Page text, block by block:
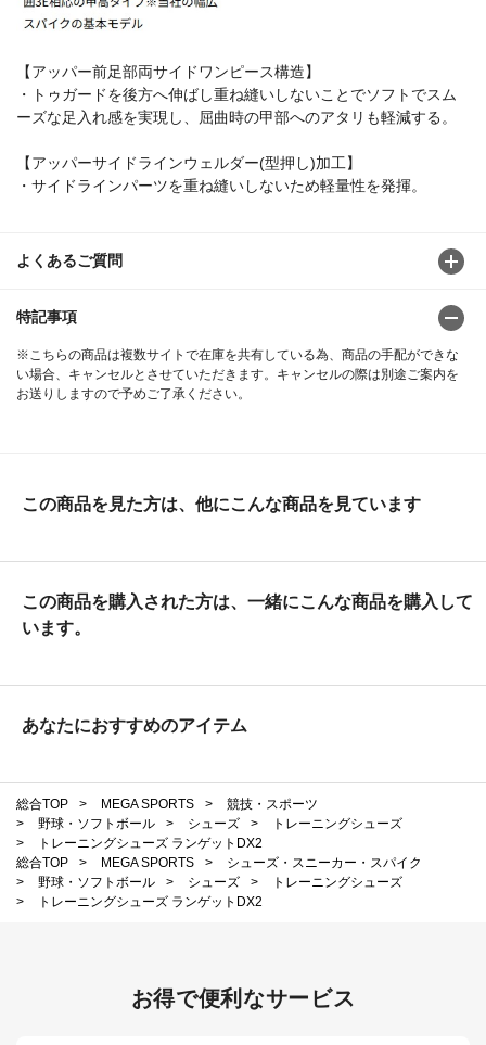
【アッパー前足部両サイドワンピース構造】
・トゥガードを後方へ伸ばし重ね縫いしないことでソフトでスム
ーズな足入れ感を実現し、屈曲時の甲部へのアタリも軽減する。
【アッパーサイドラインウェルダー(型押し)加工】
・サイドラインパーツを重ね縫いしないため軽量性を発揮。
よくあるご質問
特記事項
※こちらの商品は複数サイトで在庫を共有している為、商品の手配ができな
い場合、キャンセルとさせていただきます。キャンセルの際は別途ご案内を
お送りしますので予めご了承ください。
この商品を見た方は、他にこんな商品を見ています
この商品を購入された方は、一緒にこんな商品を購入して
います。
あなたにおすすめのアイテム
総合TOP > MEGA SPORTS >
競技・スポーツ
>
野球・ソフトボール > シューズ >
トレーニングシューズ
>
トレーニングシューズ ランゲットDX2
総合TOP
> MEGA SPORTS >
シューズ・スニーカー・スパイク
>
野球・ソフトボール > シューズ >
トレーニングシューズ
>
トレーニングシューズ ランゲットDX2
お得で便利なサービス